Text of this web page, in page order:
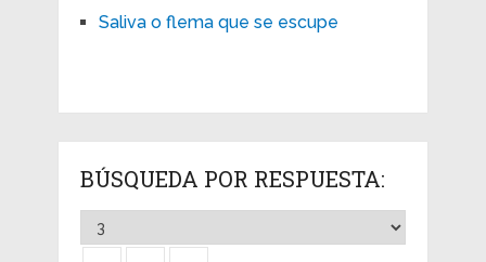
Saliva o flema que se escupe
BÚSQUEDA POR RESPUESTA: